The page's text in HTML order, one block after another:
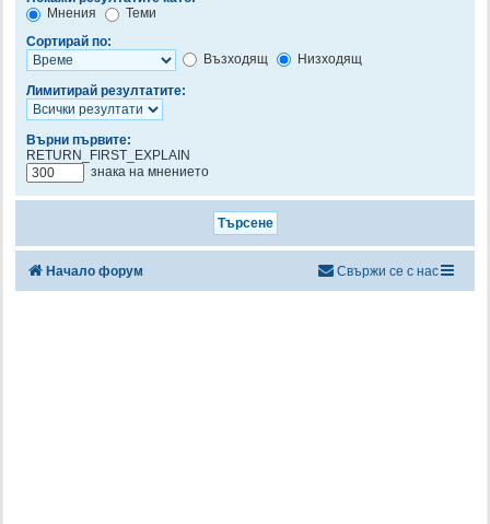
Мнения
Теми
Сортирай по:
Възходящ
Низходящ
Лимитирай резултатите:
Върни първите:
RETURN_FIRST_EXPLAIN
знака на мнението
Начало форум Свържи се с нас